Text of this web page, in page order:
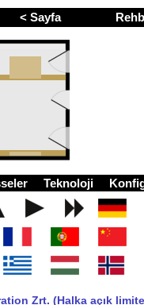
< Sayfa
Teknoloji
Zrt. (Halka açık